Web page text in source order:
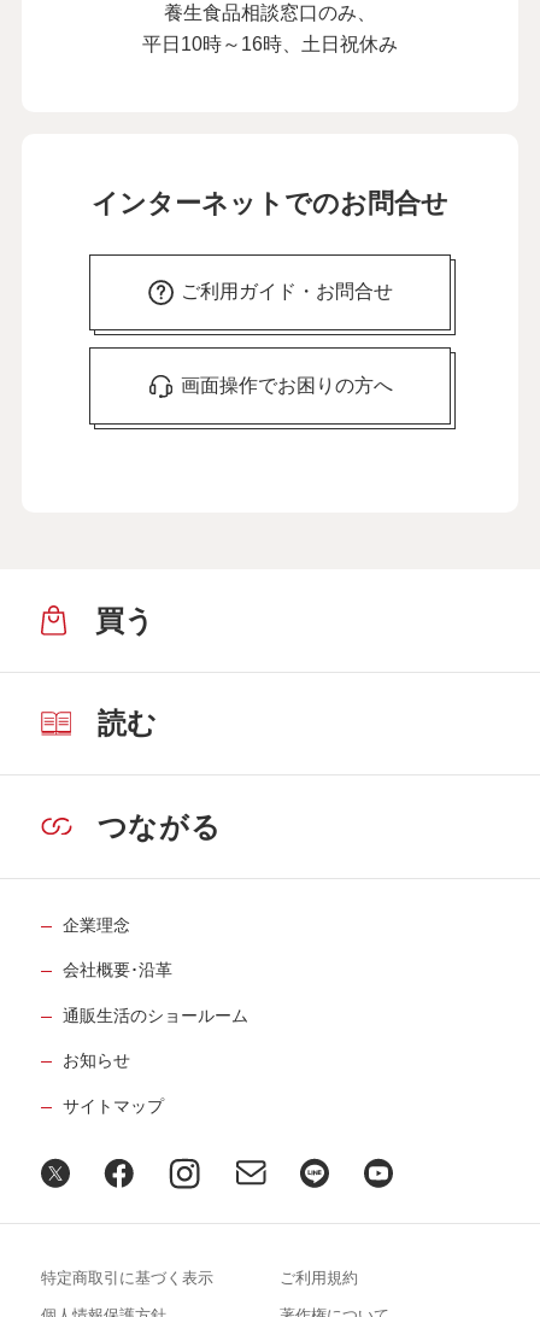
養生食品相談窓口のみ、
平日10時～16時、土日祝休み
インターネットでのお問合せ
ご利用ガイド・お問合せ
画面操作でお困りの方へ
買う
読む
つながる
企業理念
会社概要･沿革
通販生活のショールーム
お知らせ
サイトマップ
特定商取引に基づく表示 ご利用規約